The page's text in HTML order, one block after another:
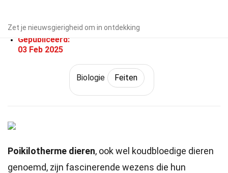
Zet je nieuwsgierigheid om in ontdekking
Skelton
Gepubliceerd:
03 Feb 2025
Biologie Feiten
Poikilotherme dieren, ook wel koudbloedige dieren
genoemd, zijn fascinerende wezens die hun